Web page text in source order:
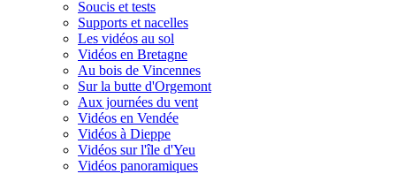
Soucis et tests
Supports et nacelles
Les vidéos au sol
Vidéos en Bretagne
Au bois de Vincennes
Sur la butte d'Orgemont
Aux journées du vent
Vidéos en Vendée
Vidéos à Dieppe
Vidéos sur l'île d'Yeu
Vidéos panoramiques